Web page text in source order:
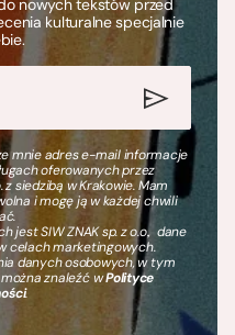
nowych tekstów przed
kulturalne specjalnie
mnie adres e-mail informacje
oferowanych przez
z siedzibą w Krakowie. Mam
i mogę ją w każdej chwili
SIW ZNAK sp. z o.o., dane
celach marketingowych.
danych osobowych, w tym
znaleźć wPolityce
.